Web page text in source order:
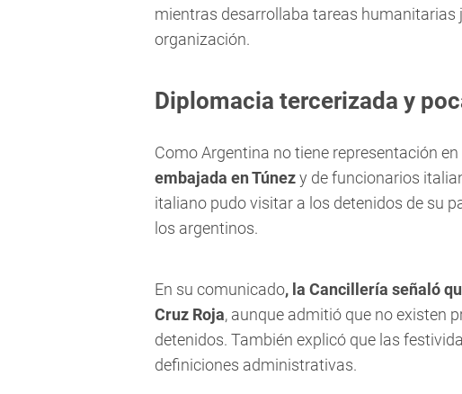
mientras desarrollaba tareas humanitarias
organización.
Diplomacia tercerizada y
Como Argentina no tiene representación
embajada en Túnezy de funcionarios
italiano pudo visitar a los detenidos de su
los argentinos.
En su comunicado, la Cancillería señaló
Cruz Roja, aunque admitió que no existen
detenidos. También explicó que las
definiciones administrativas.